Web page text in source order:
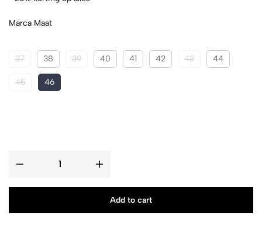
Marca Maat
37 38 39 40 41 42 43 44
45 46
Add to cart